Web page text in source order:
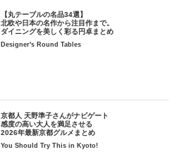
【丸テーブルの名品34選】
北欧や日本の名作から注目作まで。
ダイニングを美しく彩る円卓まとめ
Designer's Round Tables
京都人 天野準子さんがナビゲート
感度の高い大人を満足させる
2026年最新京都グルメまとめ
You Should Try This in Kyoto!